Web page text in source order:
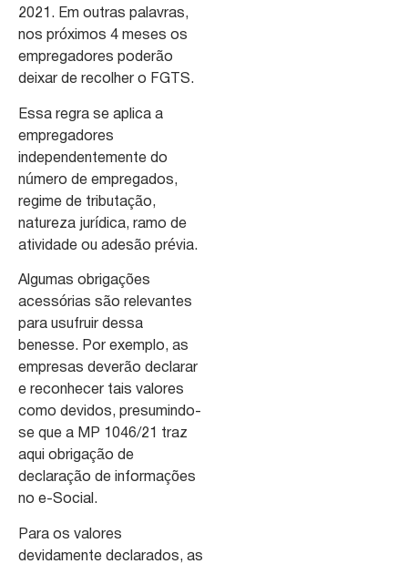
2021. Em outras palavras,
nos próximos 4 meses os
empregadores poderão
deixar de recolher o FGTS.
Essa regra se aplica a
empregadores
independentemente do
número de empregados,
regime de tributação,
natureza jurídica, ramo de
atividade ou adesão prévia.
Algumas obrigações
acessórias são relevantes
para usufruir dessa
benesse. Por exemplo, as
empresas deverão declarar
e reconhecer tais valores
como devidos, presumindo-
se que a MP 1046/21 traz
aqui obrigação de
declaração de informações
no e-Social.
Para os valores
devidamente declarados, as